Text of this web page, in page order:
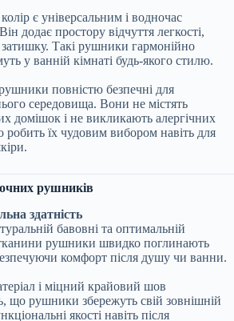
є універсальним і водночас
додає простору відчуття легкості,
затишку. Такі рушники гармонійно
у ванній кімнаті будь-якого стилю.
повністю безпечні для
середовища. Вони не містять
домішок і не викликають алергічних
робить їх чудовим вибором навіть для
рушників
здатність
бавовні та оптимальній
рушники швидко поглинають
комфорт після душу чи ванни.
і міцний крайовий шов
що рушники збережуть свій зовнішній
якості навіть після